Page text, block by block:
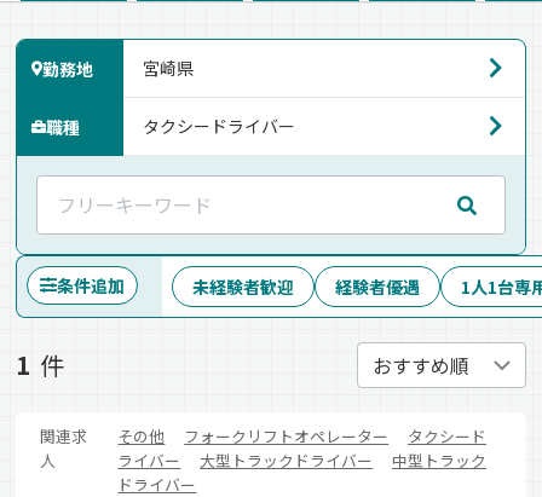
勤務地
職種
条件追加 未経験者歓迎 経験者優遇 1人1台専
1 件
関連求
人
その他 フォークリフトオペレーター
タクシード
ライバー
大型トラックドライバー
中型トラック
ドライバー